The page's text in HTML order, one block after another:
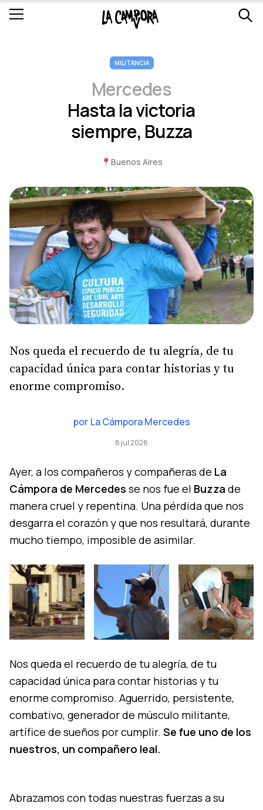
MILITANCIA
Mercedes
Hasta la victoria
siempre, Buzza
📍 Buenos Aires
Nos queda el recuerdo de tu alegría, de tu
capacidad única para contar historias y tu
enorme compromiso.
por La Cámpora Mercedes
8 jul 2026
Ayer, a los compañeros y compañeras de La
Cámpora de Mercedes se nos fue el Buzza de
manera cruel y repentina. Una pérdida que nos
desgarra el corazón y que nos resultará, durante
mucho tiempo, imposible de asimilar.
Nos queda el recuerdo de tu alegría, de tu
capacidad única para contar historias y tu
enorme compromiso. Aguerrido, persistente,
combativo, generador de músculo militante,
artífice de sueños por cumplir. Se fue uno de los
nuestros, un compañero leal.
Abrazamos con todas nuestras fuerzas a su